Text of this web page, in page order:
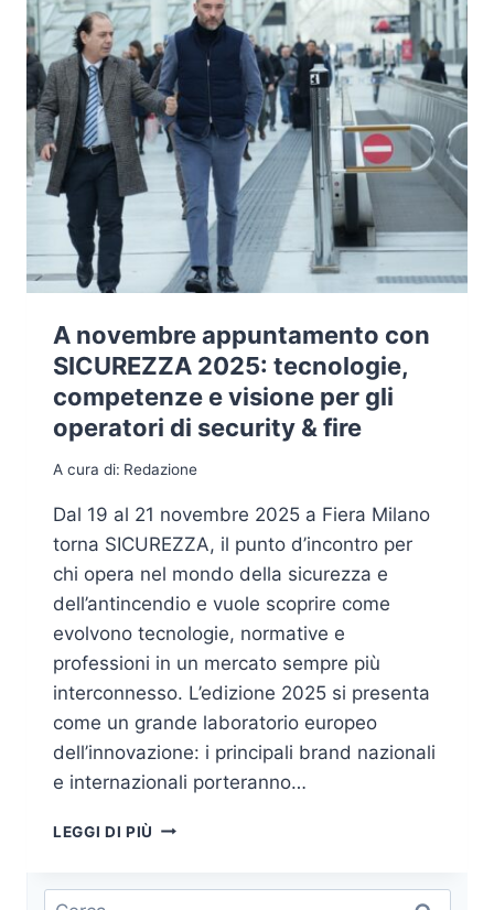
A novembre appuntamento con
SICUREZZA 2025: tecnologie,
competenze e visione per gli
operatori di security & fire
A cura di: Redazione
Dal 19 al 21 novembre 2025 a Fiera Milano
torna SICUREZZA, il punto d’incontro per
chi opera nel mondo della sicurezza e
dell’antincendio e vuole scoprire come
evolvono tecnologie, normative e
professioni in un mercato sempre più
interconnesso. L’edizione 2025 si presenta
come un grande laboratorio europeo
dell’innovazione: i principali brand nazionali
e internazionali porteranno…
LEGGI DI PIÙ A
CON
Ricerca